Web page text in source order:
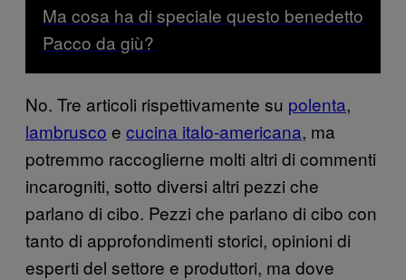
Ma cosa ha di speciale questo benedetto
Pacco da giù?
No. Tre articoli rispettivamente su polenta,
lambrusco e cucina italo-americana, ma
potremmo raccoglierne molti altri di commenti
incarogniti, sotto diversi altri pezzi che
parlano di cibo. Pezzi che parlano di cibo con
tanto di approfondimenti storici, opinioni di
esperti del settore e produttori, ma dove